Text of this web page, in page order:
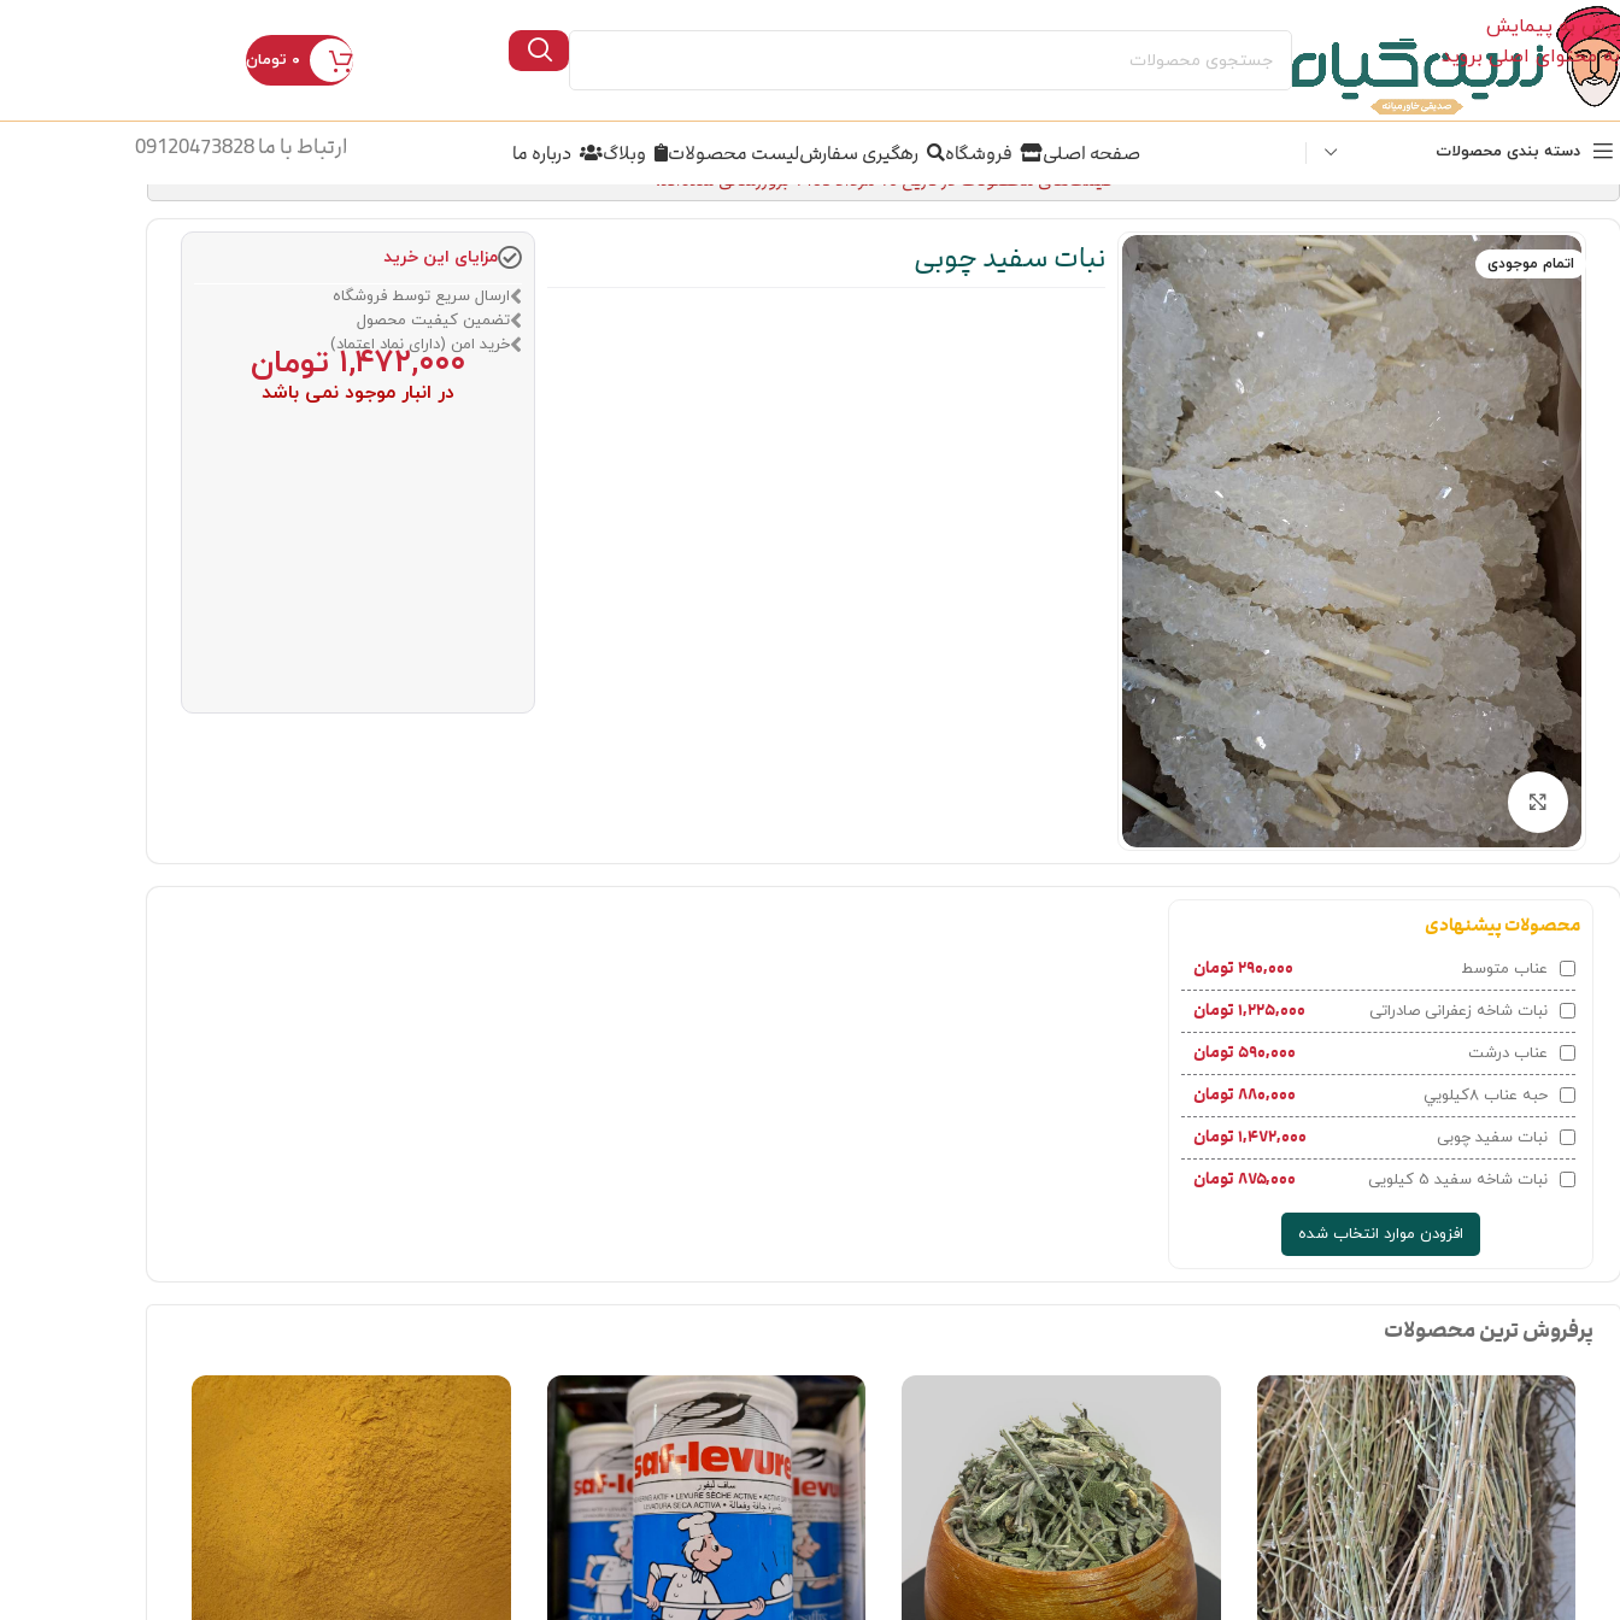
پرش به پیمایش
به محتوای اصلی بروید
۰ تومان
دسته بندی محصولات صفحه اصلی فروشگاه رهگیری سفارشلیست محصولات وبلاگ درباره ما ارتباط با ما 09120473828
قیمت‌های محصولات در تاریخ 16 مرداد 1405 بروزرسانی شده‌اند.
اتمام موجودی
بزرگنمایی تصویر
نبات سفید چوبی مزایای این خرید
ارسال سریع توسط فروشگاه
تضمین کیفیت محصول
خرید امن (دارای نماد اعتماد)
۱,۴۷۲,۰۰۰ تومان
در انبار موجود نمی باشد
محصولات پیشنهادی
عناب متوسط ۲۹۰,۰۰۰ تومان
نبات شاخه زعفرانی صادراتی ۱,۲۲۵,۰۰۰ تومان
عناب درشت ۵۹۰,۰۰۰ تومان
حبه عناب 8کيلويي ۸۸۰,۰۰۰ تومان
نبات سفید چوبی ۱,۴۷۲,۰۰۰ تومان
نبات شاخه سفید 5 کیلویی ۸۷۵,۰۰۰ تومان
افزودن موارد انتخاب شده
پرفروش ترین محصولات